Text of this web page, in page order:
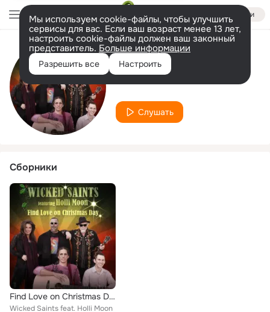
Войти
Мы используем cookie-файлы, чтобы улучшить
сервисы для вас. Если ваш возраст менее 13 лет,
настроить cookie-файлы должен ваш законный
представитель. Больше информации
Разрешить все Настроить
Исполнитель
Holli Moon
Слушать
Сборники
Find Love on Christmas Day (feat. Holli Moon)
Wicked Saints feat. Holli Moon